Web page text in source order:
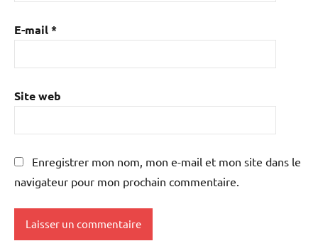
E-mail*
Site web
Enregistrer mon nom, mon e-mail et mon site dans le
navigateur pour mon prochain commentaire.